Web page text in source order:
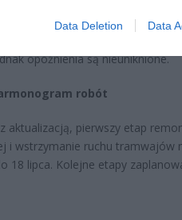
Data Deletion Data
etapu – układania betonowych
opóźnienia są nieuniknione.
robót
aktualizacją, pierwszy etap
i wstrzymanie ruchu tramwajów
18 lipca. Kolejne etapy